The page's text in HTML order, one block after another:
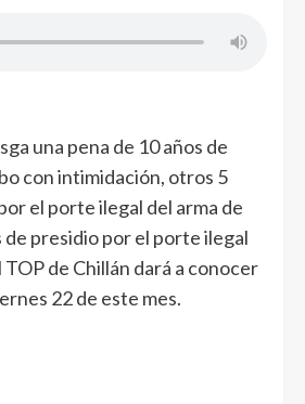
una pena de 10 años de
con intimidación, otros 5
el porte ilegal del arma de
de presidio por el porte ilegal
de Chillán dará a conocer
22 de este mes.